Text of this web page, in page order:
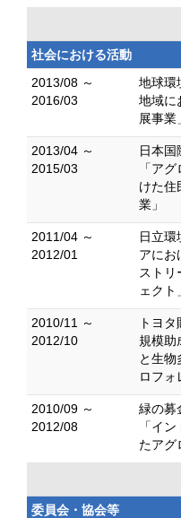
社会における活動
2013/08 ～
2016/03
地球環
地域に
展事業」
2013/04 ～
2015/03
日本
「ア
けた住
業」
2011/04 ～
2012/01
日立
アにお
ストリ
ェクト」
2010/11 ～
2012/10
トヨ
規模助
と生物
ロフォ
2010/09 ～
2012/08
緑の
「イ
たアグ
委員会・協会等